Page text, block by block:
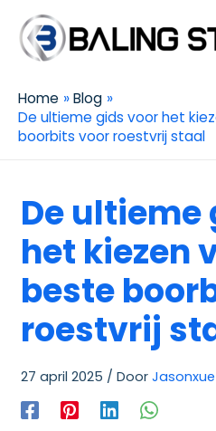
Home
Blog
De ultieme gids voor het
boorbits voor roestvrij staal
De ultieme
het kiezen
beste
roestvrij
27 april 2025 / Door Jasonxue